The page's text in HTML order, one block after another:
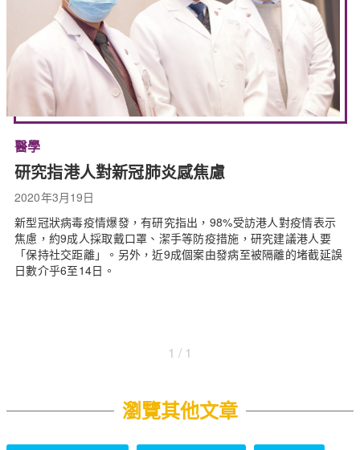
醫學
研究指港人對新冠肺炎感焦慮
2020年3月19日
新型冠狀病毒疫情爆發，有研究指出，98%受訪港人對疫情表示
焦慮，約9成人採取戴口罩、潔手等防疫措施，研究建議港人要
「保持社交距離」。另外，近9成個案由發病至被隔離的堵截延誤
日數介乎6至14日。
1 / 1
瀏覽其他文章